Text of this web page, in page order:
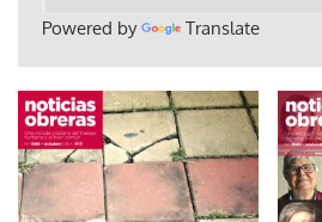
Powered by Translate